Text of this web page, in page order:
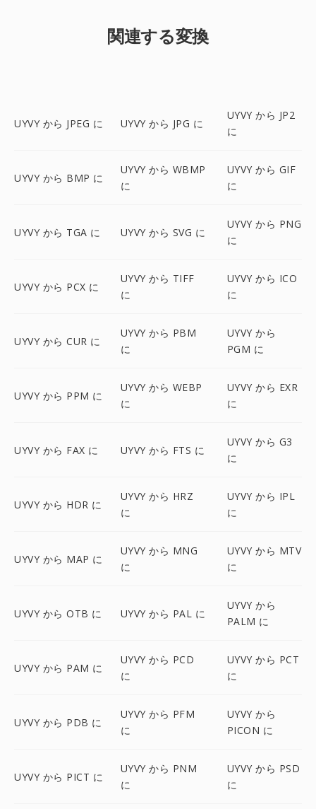
関連する変換
UYVY から JPEG に UYVY から JPG に
UYVY から JP2
に
UYVY から BMP に
UYVY から WBMP
に
UYVY から GIF
に
UYVY から TGA に UYVY から SVG に
UYVY から PNG
に
UYVY から PCX に
UYVY から TIFF
に
UYVY から ICO
に
UYVY から CUR に
UYVY から PBM
に
UYVY から
PGM に
UYVY から PPM に
UYVY から WEBP
に
UYVY から EXR
に
UYVY から FAX に UYVY から FTS に
UYVY から G3
に
UYVY から HDR に
UYVY から HRZ
に
UYVY から IPL
に
UYVY から MAP に
UYVY から MNG
に
UYVY から MTV
に
UYVY から OTB に UYVY から PAL に
UYVY から
PALM に
UYVY から PAM に
UYVY から PCD
に
UYVY から PCT
に
UYVY から PDB に
UYVY から PFM
に
UYVY から
PICON に
UYVY から PICT に
UYVY から PNM
に
UYVY から PSD
に